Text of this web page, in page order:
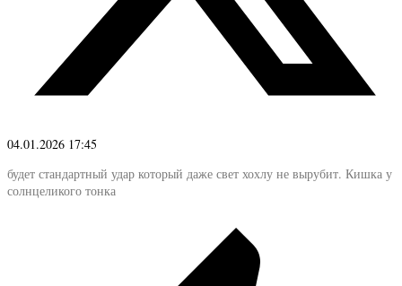
04.01.2026 17:45
будет стандартный удар который даже свет хохлу не вырубит. Кишка у
солнцеликого тонка